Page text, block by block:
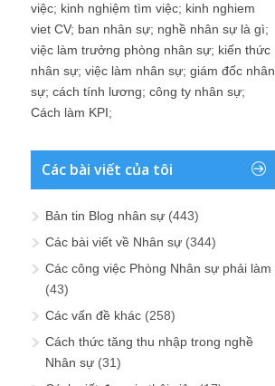
việc; kinh nghiệm tìm việc; kinh nghiem
viet CV; ban nhân sự; nghề nhân sự là gì;
việc làm trưởng phòng nhân sự; kiến thức
nhân sự; việc làm nhân sự; giám đốc nhân
sự; cách tính lương; công ty nhân sự;
Cách làm KPI;
Các bài viết của tôi
Bản tin Blog nhân sự (443)
Các bài viết về Nhân sự (344)
Các công việc Phòng Nhân sự phải làm
(43)
Các vấn đề khác (258)
Cách thức tăng thu nhập trong nghề
Nhân sự (31)